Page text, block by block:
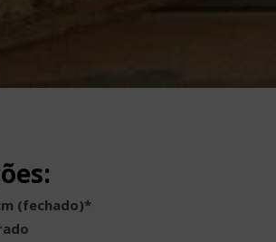
(fechado)*